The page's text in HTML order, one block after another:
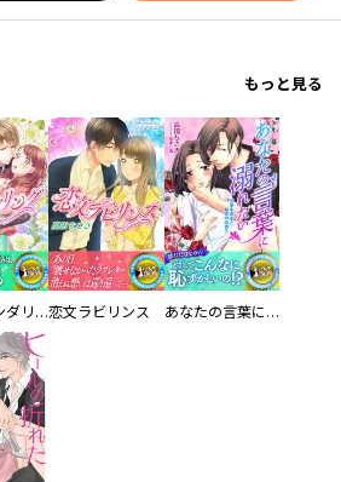
もっと見る
ラブ・ロンダリング恋文ラビリンス あなたの言葉に溺れたい 恋愛小説家と秘密の読書会